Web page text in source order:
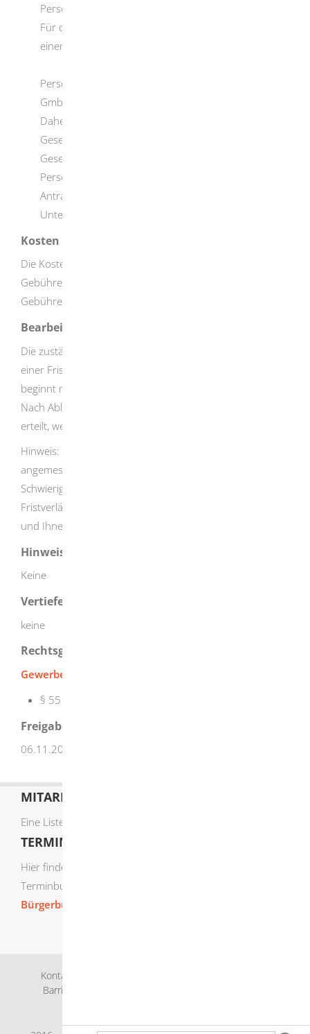
Personen einreichen (zum Beispiel Personalpapiere).
Für die juristische Person benötigen Sie außerdem
einen Auszug aus dem Gewerbezentralregister.
Personengesellschaften (GbR, KG, OHG, PartG,
GmbH Co. KG) sind als solche nicht erlaubnisfähig.
Daher benötigt jeder geschäftsführende
Gesellschafter und jede geschäftsführende
Gesellschafterin die Erlaubnis. Für jede dieser
Personen müssen Sie ein ausgefülltes
Antragsformular und sämtliche persönliche
Unterlagen einreichen.
Kosten
Die Kosten richten sich nach der kommunalen
Gebührensatzung beziehungsweise der
Gebührenverordnung des Landratsamts.
Bearbeitungsdauer
Die zuständige Stelle muss über Ihren Antrag innerhalb
einer Frist von drei Monaten entscheiden. Diese Frist
beginnt mit dem Eingang der vollständigen Unterlagen.
Nach Ablauf dieser Frist gilt die beantragte Erlaubnis als
erteilt, wenn Ihr Antrag hinreichend bestimmt ist.
Hinweis: Die zuständige Stelle kann die Frist einmal
angemessen verlängern, wenn dies durch die
Schwierigkeit der Angelegenheit gerechtfertigt ist. Diese
Fristverlängerung muss die zuständige Stelle begründen
und Ihnen rechtzeitig mitteilen.
Hinweise
Keine
Vertiefende Informationen
keine
Rechtsgrundlage
Gewerbeordnung (GewO):
§ 55 Reisegewerbekarte
Freigabevermerk
06.11.2025 Wirtschaftsministerium Baden-Württemberg
MITARBEITERLISTE
Eine Liste der Mitarbeiter von A-Z finden Sie
TERMIN ONLINE BUCHEN
Hier finden Sie die verfügbaren Sachgebiete zur Online-
Terminbuchung:
Bürgerbüro Termine online buchen
Kontakt
Barrierefreiheit